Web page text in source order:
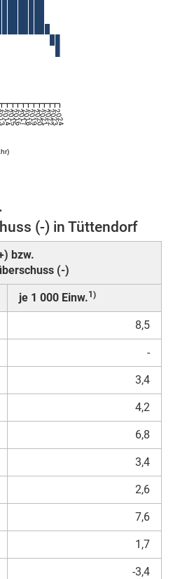
2014201520162017201820192020202120222023
2024
(-) in Tüttendorf
bzw.
(-)
je 1 000 Einw.1)
8,5
-
3,4
4,2
6,8
3,4
2,6
7,6
1,7
-3,4